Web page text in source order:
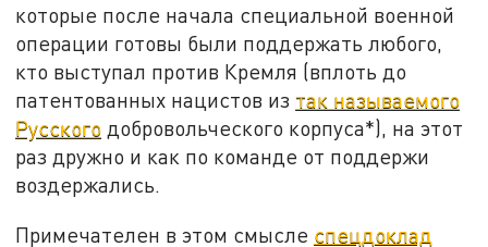
которые после начала специальной военной
операции готовы были поддержать любого,
кто выступал против Кремля (вплоть до
патентованных нацистов из так называемого
Русского добровольческого корпуса*), на этот
раз дружно и как по команде от поддержи
воздержались.
Примечателен в этом смысле спецдоклад